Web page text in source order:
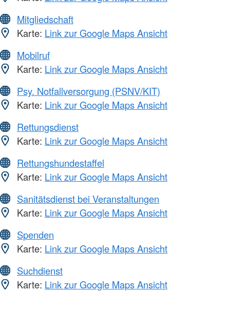
Mitgliedschaft
Karte: Link zur Google Maps Ansicht
Mobilruf
Karte: Link zur Google Maps Ansicht
Psy. Notfallversorgung (PSNV/KIT)
Karte: Link zur Google Maps Ansicht
Rettungsdienst
Karte: Link zur Google Maps Ansicht
Rettungshundestaffel
Karte: Link zur Google Maps Ansicht
Sanitätsdienst bei Veranstaltungen
Karte: Link zur Google Maps Ansicht
Spenden
Karte: Link zur Google Maps Ansicht
Suchdienst
Karte: Link zur Google Maps Ansicht